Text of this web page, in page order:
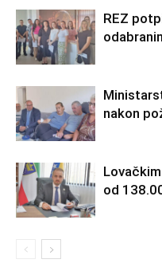
REZ
nakon
od